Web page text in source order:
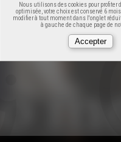
Nous utilisons des cookies pour profiter
optimisée, votre choix est conservé 6
modifier à tout moment dans l'onglet
à gauche de chaque page de